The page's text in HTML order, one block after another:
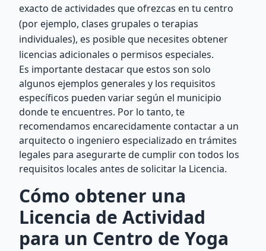
exacto de actividades que ofrezcas en tu centro
(por ejemplo, clases grupales o terapias
individuales), es posible que necesites obtener
licencias adicionales o permisos especiales.
Es importante destacar que estos son solo
algunos ejemplos generales y los requisitos
específicos pueden variar según el municipio
donde te encuentres. Por lo tanto, te
recomendamos encarecidamente contactar a un
arquitecto o ingeniero especializado en trámites
legales para asegurarte de cumplir con todos los
requisitos locales antes de solicitar la Licencia.
Cómo obtener una
Licencia de Actividad
para un Centro de Yoga